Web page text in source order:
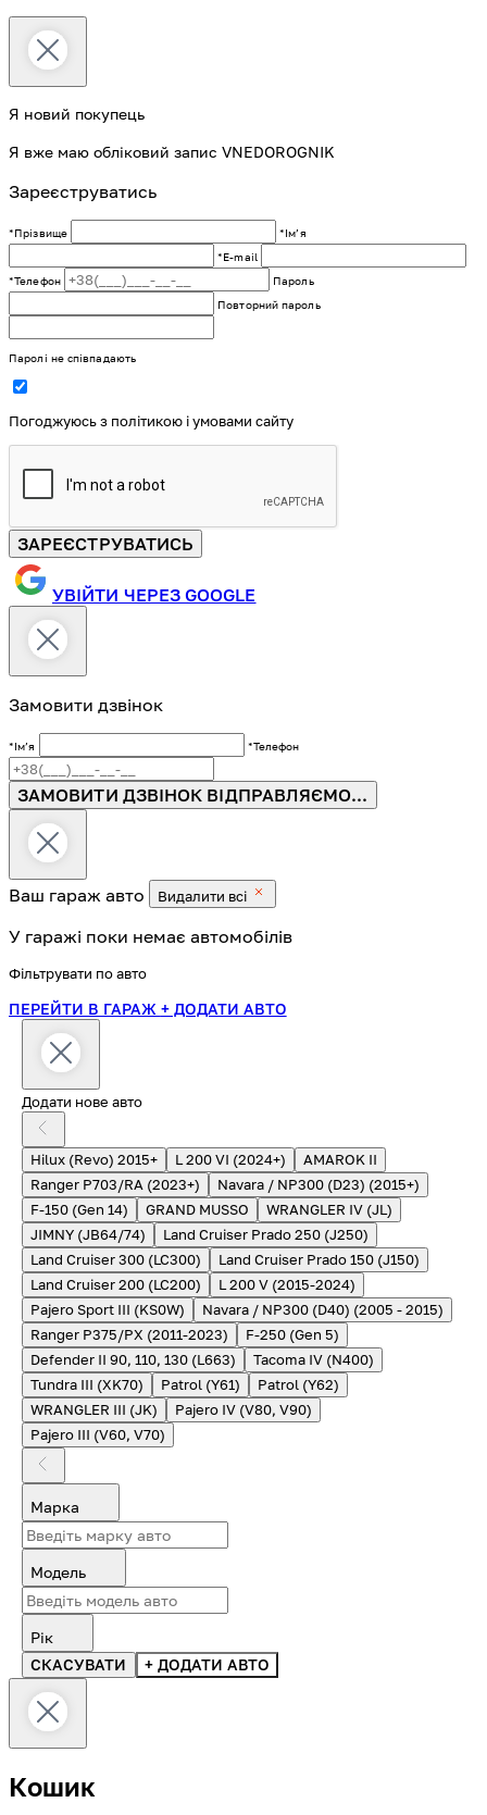
Я новий покупець
Я вже маю обліковий запис VNEDOROGNIK
Зареєструватись
*Прізвище
*Імʼя
*E-mail
*Телефон
Пароль
Повторний пароль
Паролі не співпадають
Погоджуюсь з політикою і умовами сайту
ЗАРЕЄСТРУВАТИСЬ
УВІЙТИ ЧЕРЕЗ GOOGLE
Замовити дзвінок
*Імʼя *Телефон
ЗАМОВИТИ ДЗВІНОК ВІДПРАВЛЯЄМО...
Ваш гараж авто Видалити всі
У гаражі поки немає автомобілів
Фільтрувати по авто
ПЕРЕЙТИ В ГАРАЖ + ДОДАТИ АВТО
Додати нове авто
Hilux (Revo) 2015+ L 200 VI (2024+)
AMAROK II
Ranger P703/RA (2023+)
Navara / NP300 (D23) (2015+)
F-150 (Gen 14)
GRAND MUSSO
WRANGLER IV (JL)
JIMNY (JB64/74)
Land Cruiser Prado 250 (J250)
Land Cruiser 300 (LC300)
Land Cruiser Prado 150 (J150)
Land Cruiser 200 (LC200)
L 200 V (2015-2024)
Pajero Sport III (KS0W)
Navara / NP300 (D40) (2005 - 2015)
Ranger P375/PX (2011-2023)
F-250 (Gen 5)
Defender II 90, 110, 130 (L663)
Tacoma IV (N400)
Tundra III (XK70)
Patrol (Y61)
Patrol (Y62)
WRANGLER III (JK)
Pajero IV (V80, V90)
Pajero III (V60, V70)
Марка
Модель
Рік
СКАСУВАТИ
+ ДОДАТИ АВТО
Кошик